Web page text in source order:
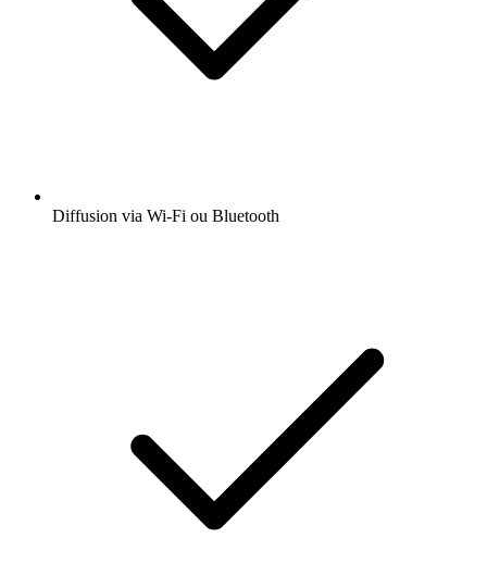
Diffusion via Wi-Fi ou Bluetooth